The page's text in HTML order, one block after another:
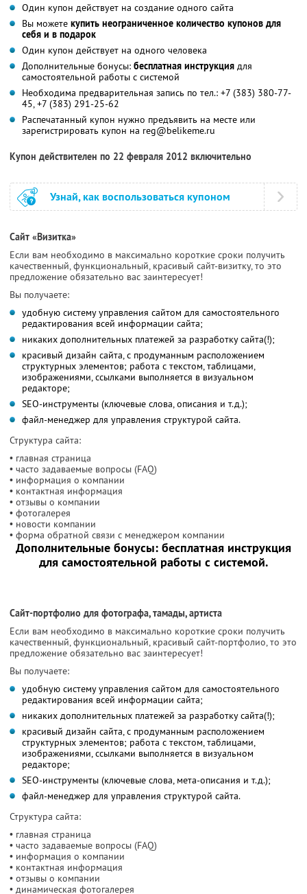
Один купон действует на создание одного сайта
Вы можете купить неограниченное количество купонов для
себя и в подарок
Один купон действует на одного человека
Дополнительные бонусы: бесплатная инструкция для
самостоятельной работы с системой
Необходима предварительная запись по тел.: +7 (383) 380-77-
45, +7 (383) 291-25-62
Распечатанный купон нужно предъявить на месте или
зарегистрировать купон на reg@belikeme.ru
Купон действителен по 22 февраля 2012 включительно
Узнай, как воспользоваться купоном
Сайт «Визитка»
Если вам необходимо в максимально короткие сроки получить
качественный, функциональный, красивый сайт-визитку, то это
предложение обязательно вас заинтересует!
Вы получаете:
удобную систему управления сайтом для самостоятельного
редактирования всей информации сайта;
никаких дополнительных платежей за разработку сайта(!);
красивый дизайн сайта, с продуманным расположением
структурных элементов; работа с текстом, таблицами,
изображениями, ссылками выполняется в визуальном
редакторе;
SEO-инструменты (ключевые слова, описания и т.д.);
файл-менеджер для управления структурой сайта.
Структура сайта:
• главная страница
• часто задаваемые вопросы (FAQ)
• информация о компании
• контактная информация
• отзывы о компании
• фотогалерея
• новости компании
• форма обратной связи с менеджером компании
Дополнительные бонусы: бесплатная инструкция
для самостоятельной работы с системой.
Сайт-портфолио для фотографа, тамады, артиста
Если вам необходимо в максимально короткие сроки получить
качественный, функциональный, красивый сайт-портфолио, то это
предложение обязательно вас заинтересует!
Вы получаете:
удобную систему управления сайтом для самостоятельного
редактирования всей информации сайта;
никаких дополнительных платежей за разработку сайта(!);
красивый дизайн сайта, с продуманным расположением
структурных элементов; работа с текстом, таблицами,
изображениями, ссылками выполняется в визуальном
редакторе;
SEO-инструменты (ключевые слова, мета-описания и т.д.);
файл-менеджер для управления структурой сайта.
Структура сайта:
• главная страница
• часто задаваемые вопросы (FAQ)
• информация о компании
• контактная информация
• отзывы о компании
• динамическая фотогалерея